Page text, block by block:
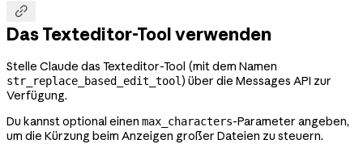

Das Texteditor-Tool verwenden
Stelle Claude das Texteditor-Tool (mit dem Namen
str_replace_based_edit_tool) über die Messages API zur
Verfügung.
Du kannst optional einen max_characters-Parameter angeben,
um die Kürzung beim Anzeigen großer Dateien zu steuern.